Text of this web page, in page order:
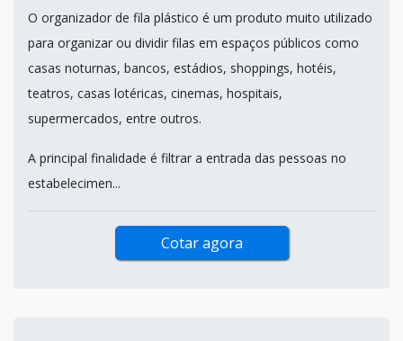
O organizador de fila plástico é um produto muito utilizado
para organizar ou dividir filas em espaços públicos como
casas noturnas, bancos, estádios, shoppings, hotéis,
teatros, casas lotéricas, cinemas, hospitais,
supermercados, entre outros.
A principal finalidade é filtrar a entrada das pessoas no
estabelecimen...
Cotar agora